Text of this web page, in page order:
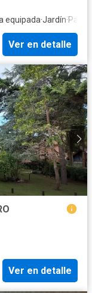
equipada·Jardín·
Ver en detalle
Ver en detalle